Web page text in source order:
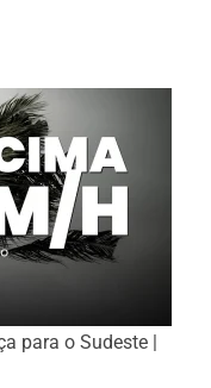
para o Sudeste |